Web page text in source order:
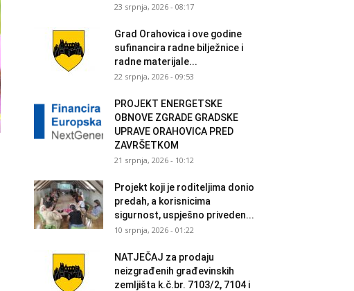
23 srpnja, 2026 - 08:17
Grad Orahovica i ove godine
sufinancira radne bilježnice i
radne materijale...
22 srpnja, 2026 - 09:53
PROJEKT ENERGETSKE
OBNOVE ZGRADE GRADSKE
UPRAVE ORAHOVICA PRED
ZAVRŠETKOM
21 srpnja, 2026 - 10:12
Projekt koji je roditeljima donio
predah, a korisnicima
sigurnost, uspješno priveden...
10 srpnja, 2026 - 01:22
NATJEČAJ za prodaju
neizgrađenih građevinskih
zemljišta k.č.br. 7103/2, 7104 i